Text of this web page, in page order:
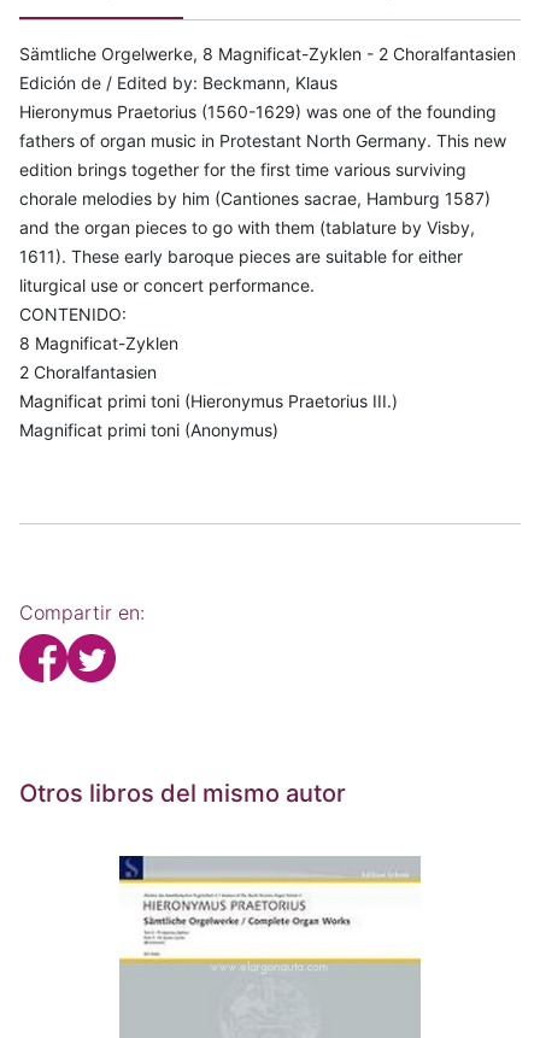
Sämtliche Orgelwerke, 8 Magnificat-Zyklen - 2 Choralfantasien
Edición de / Edited by: Beckmann, Klaus
Hieronymus Praetorius (1560-1629) was one of the founding
fathers of organ music in Protestant North Germany. This new
edition brings together for the first time various surviving
chorale melodies by him (Cantiones sacrae, Hamburg 1587)
and the organ pieces to go with them (tablature by Visby,
1611). These early baroque pieces are suitable for either
liturgical use or concert performance.
CONTENIDO:
8 Magnificat-Zyklen
2 Choralfantasien
Magnificat primi toni (Hieronymus Praetorius III.)
Magnificat primi toni (Anonymus)
Compartir en:
Otros libros del mismo autor